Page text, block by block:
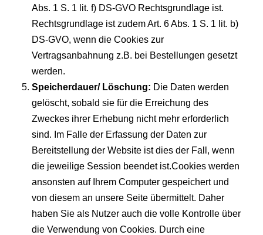
Abs. 1 S. 1 lit. f) DS-GVO Rechtsgrundlage ist.
Rechtsgrundlage ist zudem Art. 6 Abs. 1 S. 1 lit. b)
DS-GVO, wenn die Cookies zur
Vertragsanbahnung z.B. bei Bestellungen gesetzt
werden.
Speicherdauer/ Löschung: Die Daten werden
gelöscht, sobald sie für die Erreichung des
Zweckes ihrer Erhebung nicht mehr erforderlich
sind. Im Falle der Erfassung der Daten zur
Bereitstellung der Website ist dies der Fall, wenn
die jeweilige Session beendet ist.Cookies werden
ansonsten auf Ihrem Computer gespeichert und
von diesem an unsere Seite übermittelt. Daher
haben Sie als Nutzer auch die volle Kontrolle über
die Verwendung von Cookies. Durch eine